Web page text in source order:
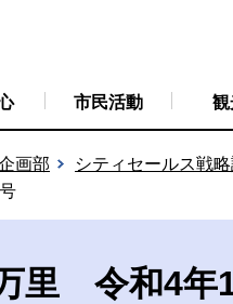
市民活動 観
画部 シティセールス戦
里 令和4年